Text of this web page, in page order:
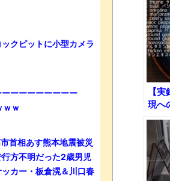
【
現へ
クピットに小型カメラ
ーーーーーーーー
ｗ
相あす熊本地震被災
方不明だった2歳男児
カー・板倉滉＆川口春